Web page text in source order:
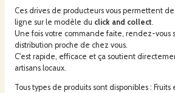
Ces drives de producteurs vous permettent
ligne sur le modèle du click and collect.
Une fois votre commande faite, rendez-vous
distribution proche de chez vous.
C'est rapide, efficace et ça soutient
artisans locaux.
Tous types de produits sont disponibles :